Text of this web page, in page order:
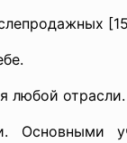
любой отрacли.
Оcновными